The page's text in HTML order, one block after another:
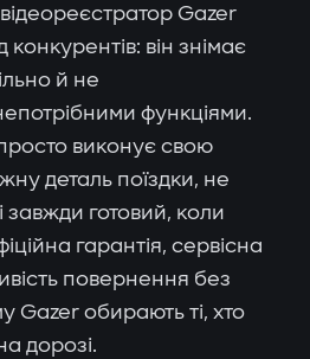
Gazer
він знімає
й не
функціями.
виконує свою
деталь поїздки, не
завжди готовий, коли
гарантія, сервісна
повернення без
Gazer обирають ті, хто
дорозі.